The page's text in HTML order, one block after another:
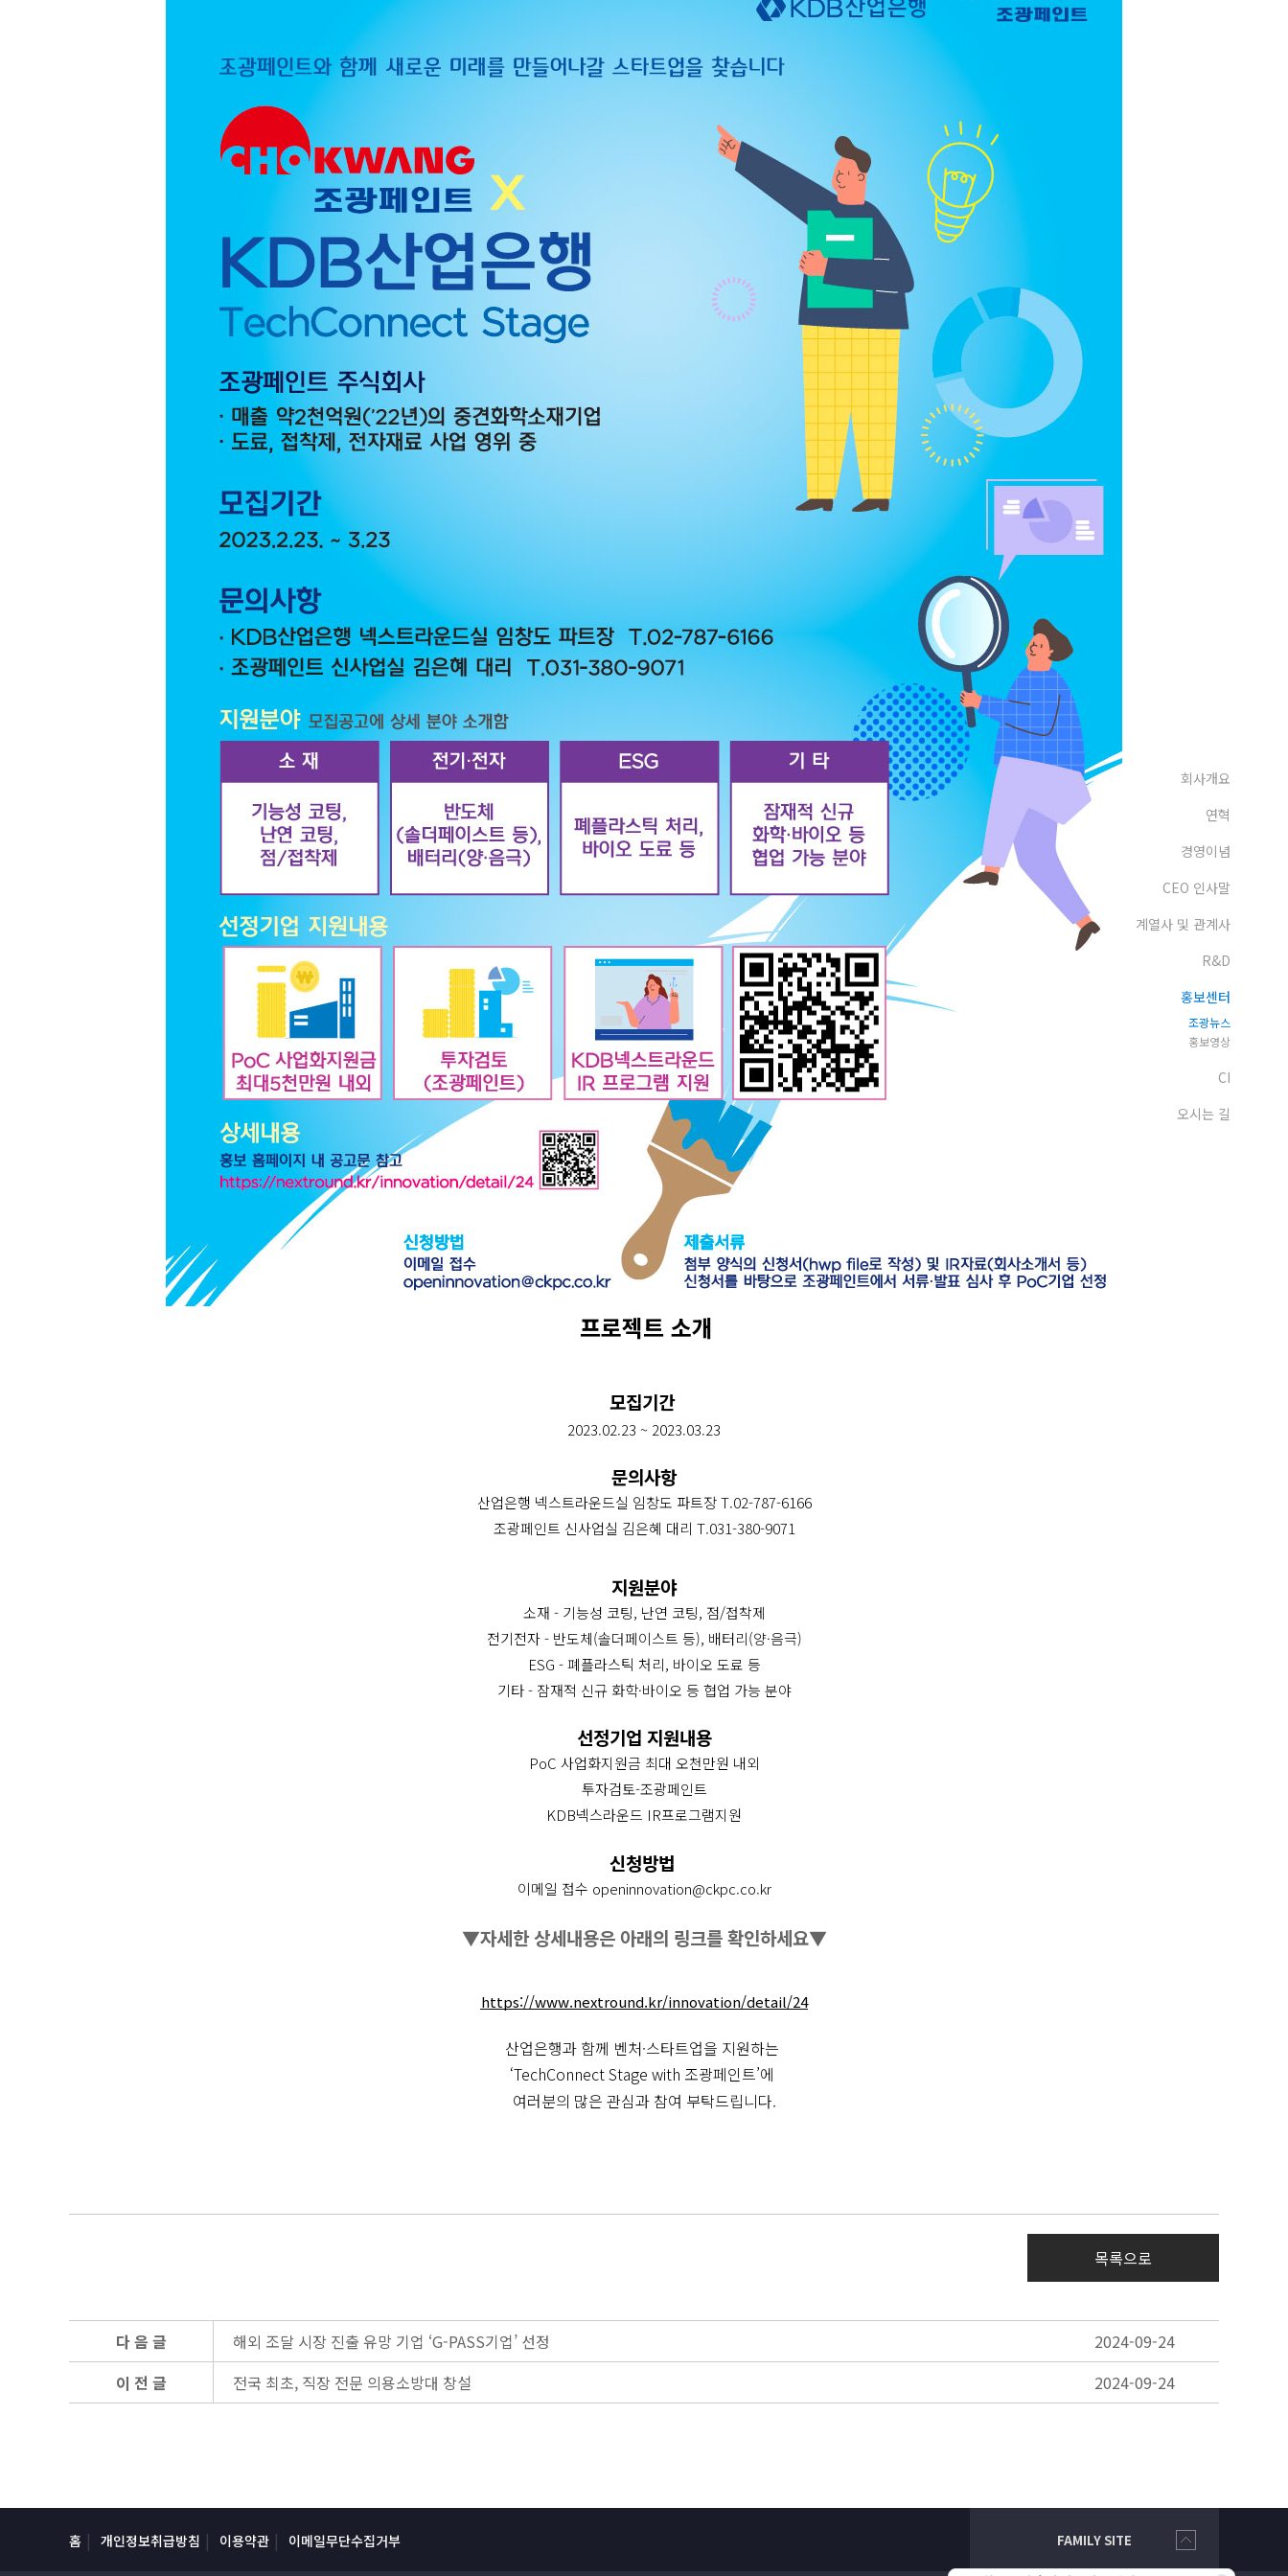
회사개요
연혁
경영이념
CEO 인사말
계열사 및 관계사
R&D
홍보센터
조광뉴스
홍보영상
CI
오시는 길
프로젝트 소개
모집기간
2023.02.23 ~ 2023.03.23
문의사항
산업은행 넥스트라운드실 임창도 파트장 T.02-787-6166
조광페인트 신사업실 김은혜 대리 T.031-380-9071
지원분야
소재 - 기능성 코팅, 난연 코팅, 점/접착제
전기전자 - 반도체(솔더페이스트 등), 배터리(양·음극)
ESG - 폐플라스틱 처리, 바이오 도료 등
기타 - 잠재적 신규 화학·바이오 등 협업 가능 분야
선정기업 지원내용
PoC 사업화지원금 최대 오천만원 내외
투자검토-조광페인트
KDB넥스라운드 IR프로그램지원
신청방법
이메일 접수 openinnovation@ckpc.co.kr
▼자세한 상세내용은 아래의 링크를 확인하세요▼
https://www.nextround.kr/innovation/detail/24
산업은행과 함께 벤처·스타트업을 지원하는
‘TechConnect Stage with 조광페인트’에
여러분의 많은 관심과 참여 부탁드립니다.
목록으로
다 음 글 해외 조달 시장 진출 유망 기업 ‘G-PASS기업’ 선정
2024-09-24
이 전 글
전국 최초, 직장 전문 의용소방대 창설 2024-09-24
홈 개인정보취급방침 이용약관 이메일무단수집거부 FAMILY SITE